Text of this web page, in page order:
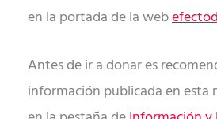
en la portada de la web
Antes de ir a donar es
información publicada en esta